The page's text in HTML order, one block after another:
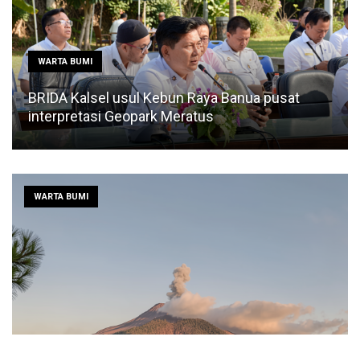
WARTA BUMI
BRIDA Kalsel usul Kebun Raya Banua pusat
interpretasi Geopark Meratus
WARTA BUMI